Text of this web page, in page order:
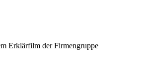
Erklärfilm der Firmengruppe